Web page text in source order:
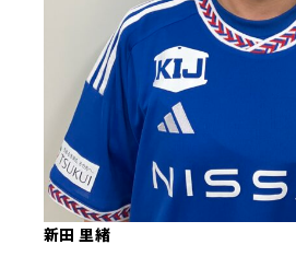
新田 里緒